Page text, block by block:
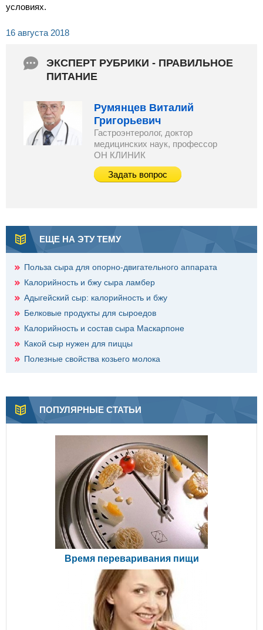
условиях.
16 августа 2018
ЭКСПЕРТ РУБРИКИ - ПРАВИЛЬНОЕ
ПИТАНИЕ
Румянцев Виталий
Григорьевич
Гастроэнтеролог, доктор
медицинских наук, профессор
ОН КЛИНИК
Задать вопрос
ЕЩЕ НА ЭТУ ТЕМУ
Польза сыра для опорно-двигательного аппарата
Калорийность и бжу сыра ламбер
Адыгейский сыр: калорийность и бжу
Белковые продукты для сыроедов
Калорийность и состав сыра Маскарпоне
Какой сыр нужен для пиццы
Полезные свойства козьего молока
ПОПУЛЯРНЫЕ СТАТЬИ
Время переваривания пищи